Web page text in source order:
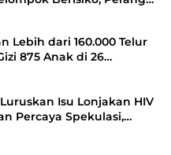
Lebih dari 160.000 Telur
875 Anak di 26
Isu Lonjakan HIV
Percaya Spekulasi,
Data Terus